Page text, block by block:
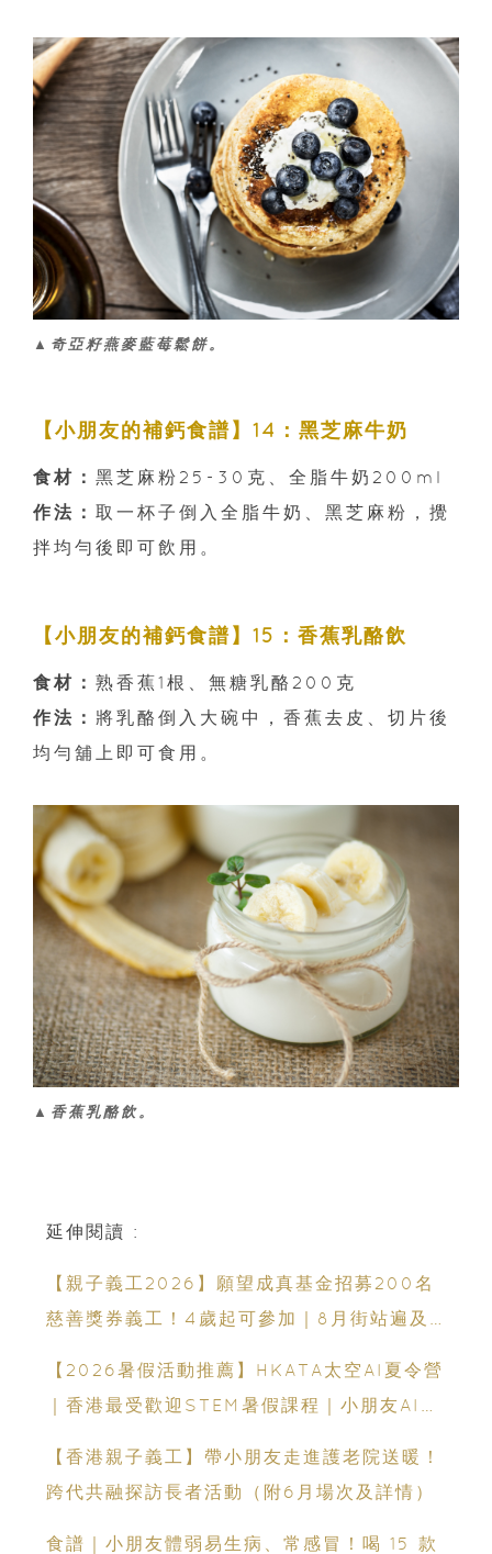
▲奇亞籽燕麥藍莓鬆餅。
【小朋友的補鈣食譜】14：黑芝麻牛奶
食材： 黑芝麻粉25-30克、全脂牛奶200ml
作法： 取一杯子倒入全脂牛奶、黑芝麻粉，攪
拌均勻後即可飲用。
【小朋友的補鈣食譜】15：香蕉乳酪飲
食材： 熟香蕉1根、無糖乳酪200克
作法： 將乳酪倒入大碗中，香蕉去皮、切片後
均勻舖上即可食用。
▲香蕉乳酪飲。
延伸閱讀 :
【親子義工2026】願望成真基金招募200名
慈善獎券義工！4歲起可參加｜8月街站遍及
【2026暑假活動推薦】HKATA太空AI夏令營
｜香港最受歡迎STEM暑假課程｜小朋友AI課
【香港親子義工】帶小朋友走進護老院送暖！
跨代共融探訪長者活動（附6月場次及詳情）
食譜｜小朋友體弱易生病、常感冒！喝 15 款